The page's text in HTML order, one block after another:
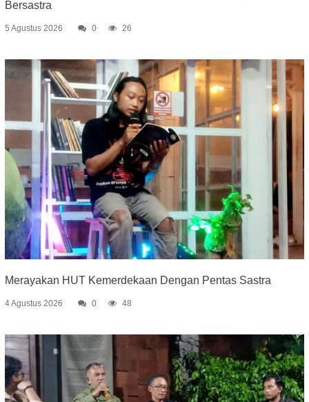
Bersastra
5 Agustus 2026 0 26
Merayakan HUT Kemerdekaan Dengan Pentas Sastra
4 Agustus 2026 0 48